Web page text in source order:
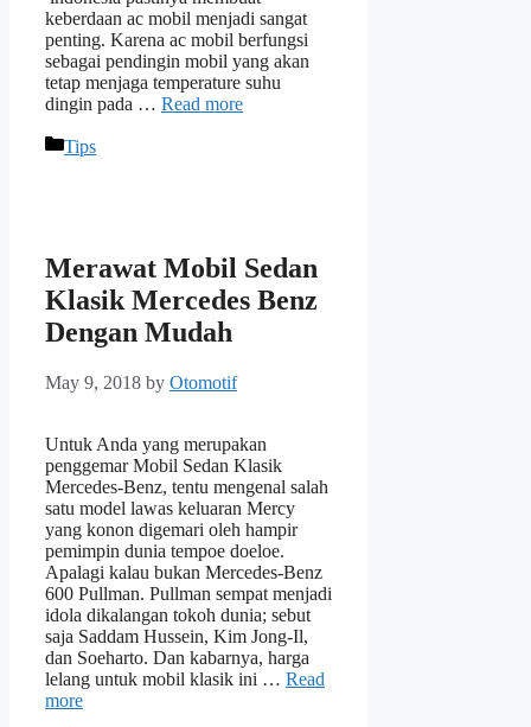
keberdaan ac mobil menjadi sangat
penting. Karena ac mobil berfungsi
sebagai pendingin mobil yang akan
tetap menjaga temperature suhu
dingin pada … Read more
Categories
Tips
Merawat Mobil Sedan
Klasik Mercedes Benz
Dengan Mudah
May 9, 2018 by Otomotif
Untuk Anda yang merupakan
penggemar Mobil Sedan Klasik
Mercedes-Benz, tentu mengenal salah
satu model lawas keluaran Mercy
yang konon digemari oleh hampir
pemimpin dunia tempoe doeloe.
Apalagi kalau bukan Mercedes-Benz
600 Pullman. Pullman sempat menjadi
idola dikalangan tokoh dunia; sebut
saja Saddam Hussein, Kim Jong-Il,
dan Soeharto. Dan kabarnya, harga
lelang untuk mobil klasik ini … Read
more